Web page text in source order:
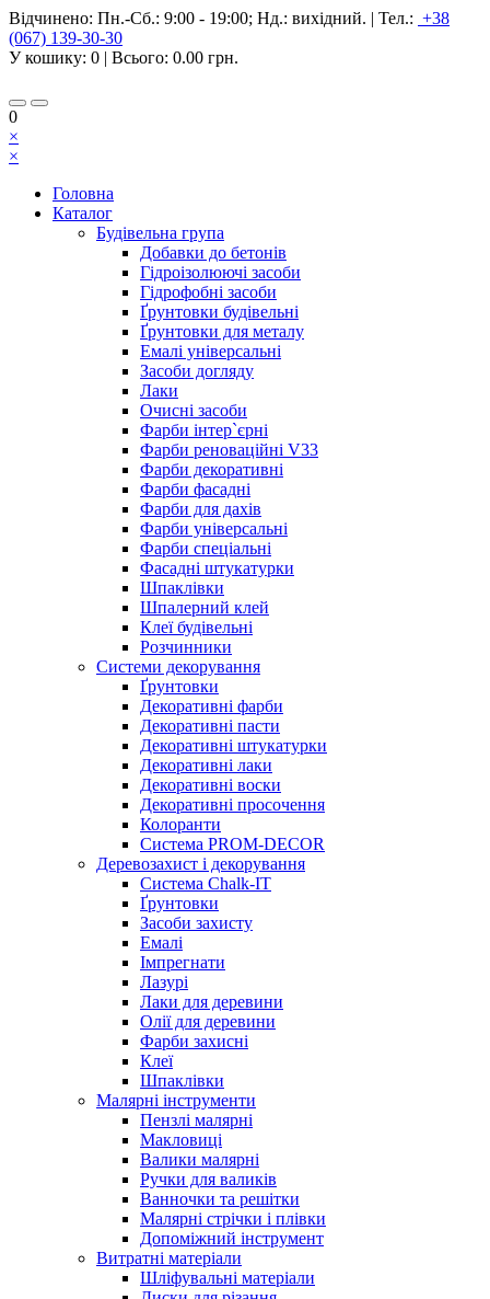
Відчинено: Пн.-Сб.: 9:00 - 19:00; Нд.: вихідний. | Тел.: +38
(067) 139-30-30
У кошику: 0 | Всього: 0.00 грн.
0
×
×
Головна
Каталог
Будівельна група
Добавки до бетонів
Гідроізолюючі засоби
Гідрофобні засоби
Ґрунтовки будівельні
Ґрунтовки для металу
Емалі універсальні
Засоби догляду
Лаки
Очисні засоби
Фарби інтер`єрні
Фарби реноваційні V33
Фарби декоративні
Фарби фасадні
Фарби для дахів
Фарби універсальні
Фарби спеціальні
Фасадні штукатурки
Шпаклівки
Шпалерний клей
Клеї будівельні
Розчинники
Системи декорування
Ґрунтовки
Декоративні фарби
Декоративні пасти
Декоративні штукатурки
Декоративні лаки
Декоративні воски
Декоративні просочення
Колоранти
Система PROM-DECOR
Деревозахист і декорування
Система Chalk-IT
Ґрунтовки
Засоби захисту
Емалі
Імпрегнати
Лазурі
Лаки для деревини
Олії для деревини
Фарби захисні
Клеї
Шпаклівки
Малярні інструменти
Пензлі малярні
Макловиці
Валики малярні
Ручки для валиків
Ванночки та решітки
Малярні стрічки і плівки
Допоміжний інструмент
Витратні матеріали
Шліфувальні матеріали